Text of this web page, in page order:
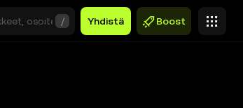
/ Yhdistä Boost